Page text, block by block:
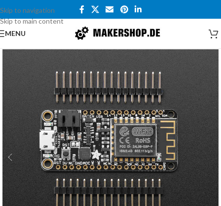
Skip to navigation
Skip to main content
MENU